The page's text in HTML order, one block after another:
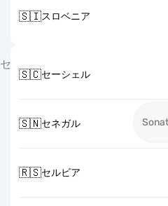
🇸🇮スロベニア
セ
🇸🇨セーシェル
🇸🇳セネガル
🇷🇸セルビア